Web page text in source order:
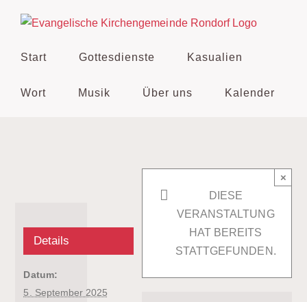
Inhalt
Start
Gottesdienste Kasualien
Wort Musik Über uns Kalender
DIESE
VERANSTALTUNG
HAT BEREITS
STATTGEFUNDEN.
×
Details
Datum:
5. September 2025